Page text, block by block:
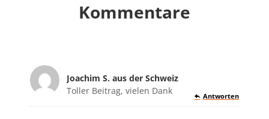
Kommentare
Joachim S. aus der Schweiz
sagte:
Toller Beitrag, vielen Dank Antworten